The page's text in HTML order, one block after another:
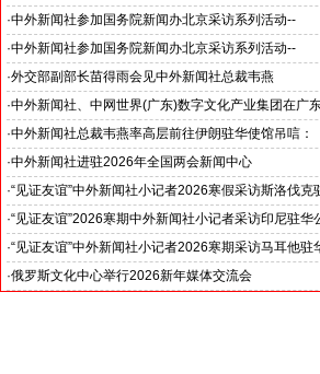
浙江省人民政府副省长何中伟等接受采访
·中外新闻社参加国务院新闻办北京采访系列活动--
“科技创新和产业创新”中外记者见面会
·中外新闻社参加国务院新闻办北京采访系列活动--
小米汽车超越国际品牌
·外交部副部长苗得雨会见中外新闻社总裁韦燕
·中外新闻社、中网世界(广东)数字文化产业集团在广
·中外新闻社总裁韦燕率高层前往伊朗驻华使馆吊唁：
对哈梅内伊最高领袖遇难表示沉痛哀悼
·中外新闻社进驻2026年全国两会新闻中心
·“见证友谊”中外新闻社小记者2026寒假采访斯洛伐克
下：“希望斯中两国青少年成为推动中斯关系开启新篇
·“见证友谊”2026寒期中外新闻社小记者采访印尼驻华
们将来成为印尼和中国文化交流的使者”
·“见证友谊”中外新闻社小记者2026寒期采访马耳他驻
就是中国未来的新闻发言人”
·俄罗斯文化中心举行2026新年媒体交流会